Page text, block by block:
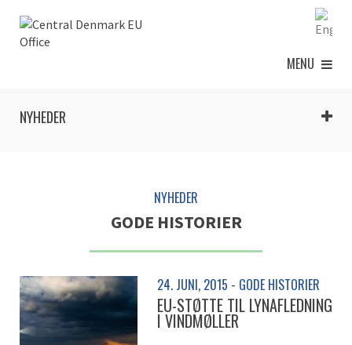
MENU
NYHEDER
NYHEDER
GODE HISTORIER
24. JUNI, 2015 - GODE HISTORIER
EU-STØTTE TIL LYNAFLEDNING
I VINDMØLLER